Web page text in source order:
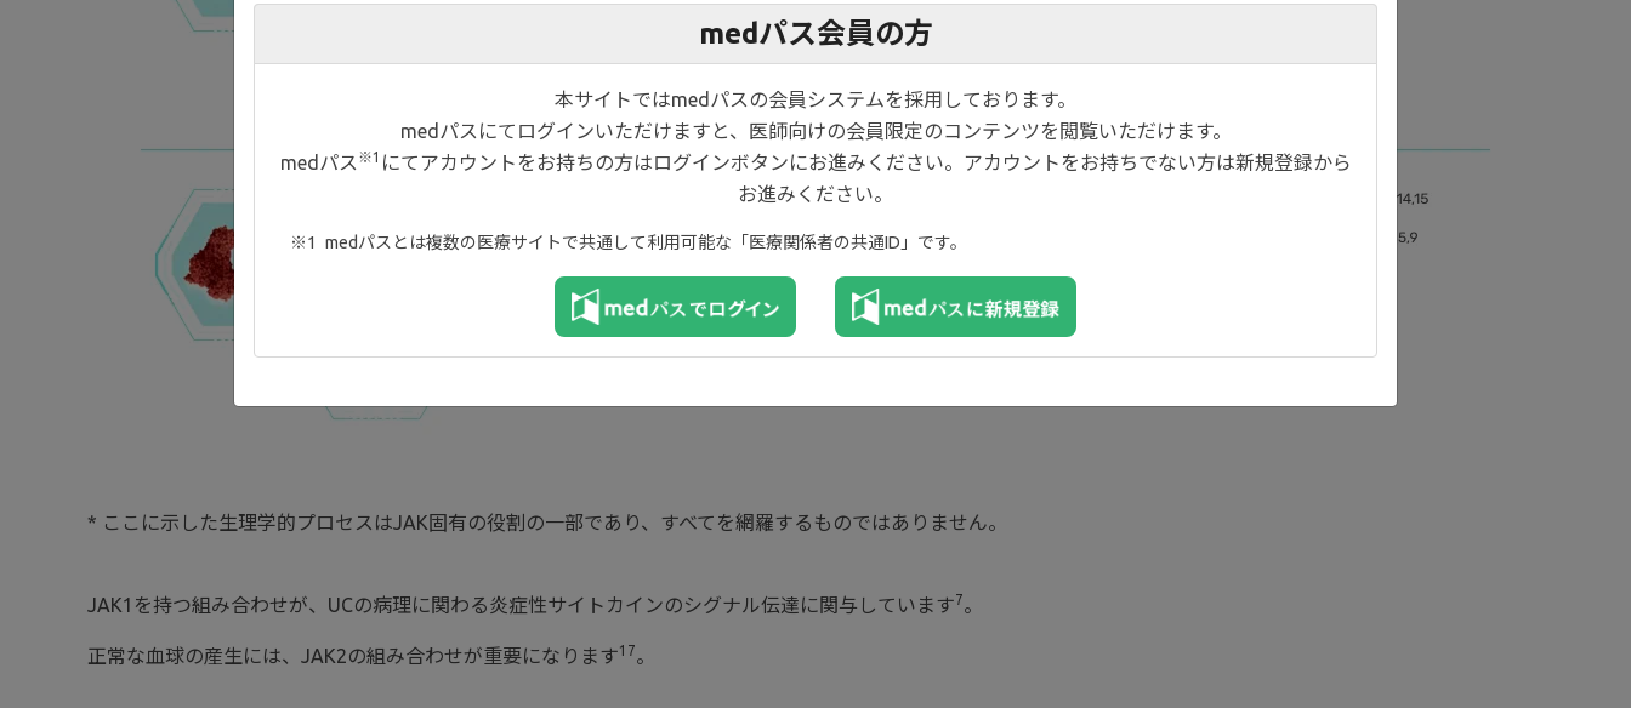
* ここに示した生理学的プロセスはJAK固有の役割の一部であり、すべてを網羅するものではありません。
JAK1を持つ組み合わせが、UCの病理に関わる炎症性サイトカインのシグナル伝達に関与しています7。
正常な血球の産生には、JAK2の組み合わせが重要になります17。
medパス会員の方
本サイトではmedパスの会員システムを採用しております。
medパスにてログインいただけますと、医師向けの会員限定のコンテンツを閲覧いただけます。
medパス ※1 にてアカウントをお持ちの方はログインボタンにお進みください。アカウントをお持ちでない方は新規登録から
お進みください。
medパスとは複数の医療サイトで共通して利用可能な「医療関係者の共通ID」です。